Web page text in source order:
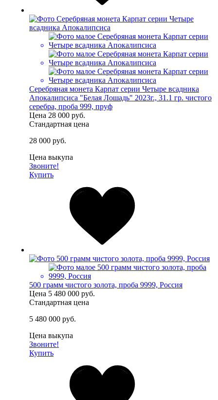
Серебряная монета Карпат серии Четыре всадника
Апокалипсиса "Белая Лошадь" 2023г., 31.1 гр. чистого
серебра, проба 999, пруф
Цена 28 000 руб.
Стандартная цена
28 000 руб.
Цена выкупа
Звоните!
Купить
500 грамм чистого золота, проба 9999, Россия
Цена 5 480 000 руб.
Стандартная цена
5 480 000 руб.
Цена выкупа
Звоните!
Купить